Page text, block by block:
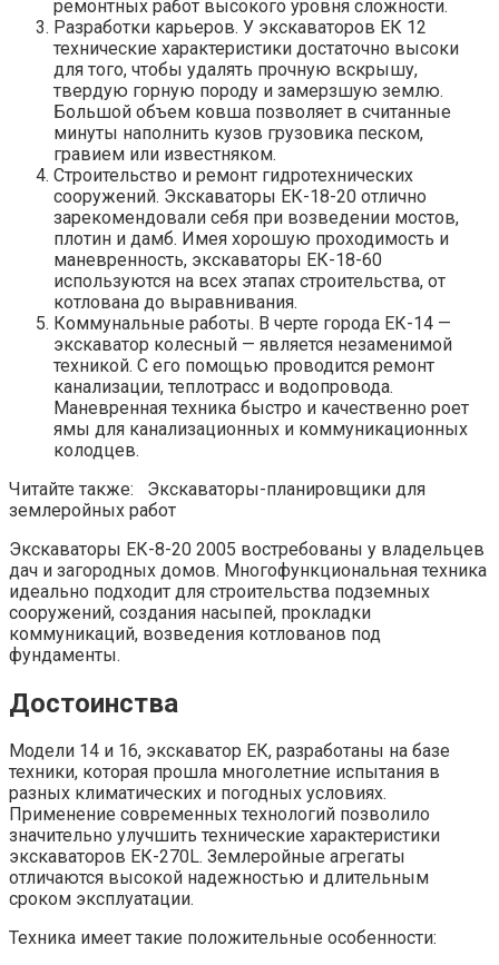
ремонтных работ высокого уровня сложности.
Разработки карьеров. У экскаваторов ЕК 12
технические характеристики достаточно высоки
для того, чтобы удалять прочную вскрышу,
твердую горную породу и замерзшую землю.
Большой объем ковша позволяет в считанные
минуты наполнить кузов грузовика песком,
гравием или известняком.
Строительство и ремонт гидротехнических
сооружений. Экскаваторы ЕК-18-20 отлично
зарекомендовали себя при возведении мостов,
плотин и дамб. Имея хорошую проходимость и
маневренность, экскаваторы ЕК-18-60
используются на всех этапах строительства, от
котлована до выравнивания.
Коммунальные работы. В черте города ЕК-14 —
экскаватор колесный — является незаменимой
техникой. С его помощью проводится ремонт
канализации, теплотрасс и водопровода.
Маневренная техника быстро и качественно роет
ямы для канализационных и коммуникационных
колодцев.
Читайте также: Экскаваторы-планировщики для
землеройных работ
Экскаваторы ЕК-8-20 2005 востребованы у владельцев
дач и загородных домов. Многофункциональная техника
идеально подходит для строительства подземных
сооружений, создания насыпей, прокладки
коммуникаций, возведения котлованов под
фундаменты.
Достоинства
Модели 14 и 16, экскаватор ЕК, разработаны на базе
техники, которая прошла многолетние испытания в
разных климатических и погодных условиях.
Применение современных технологий позволило
значительно улучшить технические характеристики
экскаваторов ЕК-270L. Землеройные агрегаты
отличаются высокой надежностью и длительным
сроком эксплуатации.
Техника имеет такие положительные особенности: